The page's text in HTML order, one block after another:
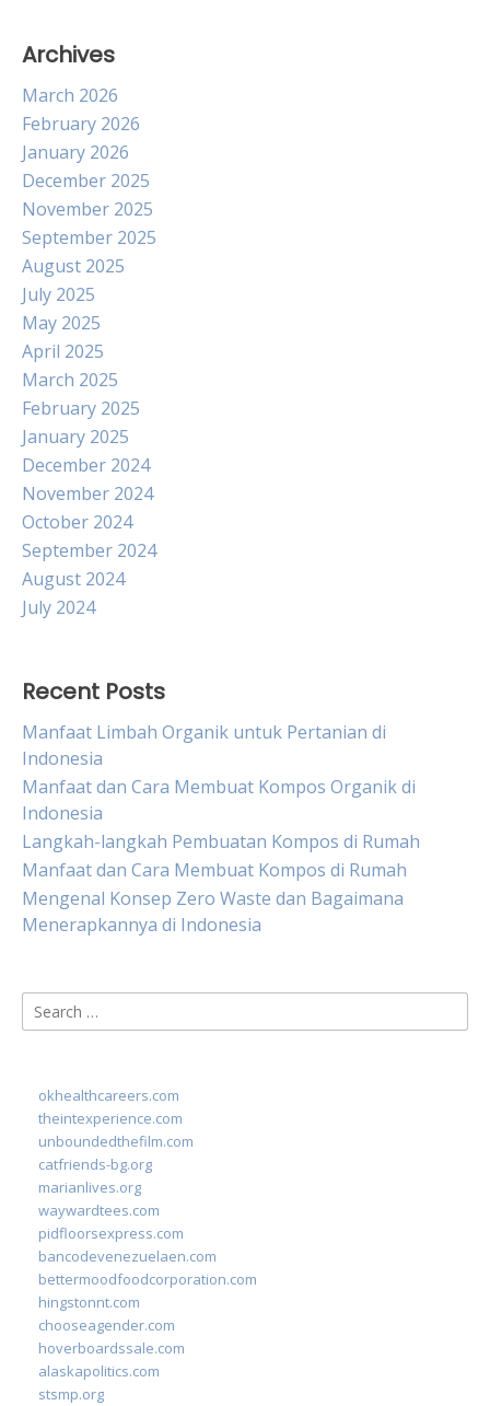
Archives
March 2026
February 2026
January 2026
December 2025
November 2025
September 2025
August 2025
July 2025
May 2025
April 2025
March 2025
February 2025
January 2025
December 2024
November 2024
October 2024
September 2024
August 2024
July 2024
Recent Posts
Manfaat Limbah Organik untuk Pertanian di
Indonesia
Manfaat dan Cara Membuat Kompos Organik di
Indonesia
Langkah-langkah Pembuatan Kompos di Rumah
Manfaat dan Cara Membuat Kompos di Rumah
Mengenal Konsep Zero Waste dan Bagaimana
Menerapkannya di Indonesia
Search
for:
okhealthcareers.com
theintexperience.com
unboundedthefilm.com
catfriends-bg.org
marianlives.org
waywardtees.com
pidfloorsexpress.com
bancodevenezuelaen.com
bettermoodfoodcorporation.com
hingstonnt.com
chooseagender.com
hoverboardssale.com
alaskapolitics.com
stsmp.org